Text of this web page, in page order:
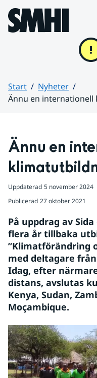
Hoppa till sidans innehåll
Start
Nyheter
Ännu en
Ännu en
Uppdaterad 5 november 2024
Publicerad 27 oktober 2021
På uppdrag av
flera år tillbaka
”Klimatförändring
med deltagare
Idag, efter
distans, avslutas
Kenya, Sudan,
Moçambique.